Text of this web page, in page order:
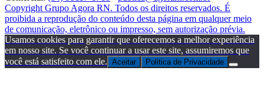
Copyright Grupo Agora RN. Todos os direitos reservados. É
proibida a reprodução do conteúdo desta página em qualquer meio
de comunicação, eletrônico ou impresso, sem autorização prévia.
Usamos cookies para garantir que oferecemos a melhor experiência
em nosso site. Se você continuar a usar este site, assumiremos que
você está satisfeito com ele. Aceitar Politica de Privacidade